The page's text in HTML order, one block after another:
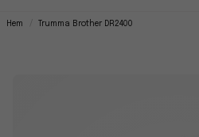
Hem Trumma Brother DR2400